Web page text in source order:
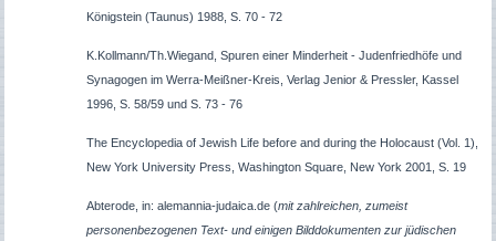
Königstein (Taunus) 1988, S. 70 - 72
K.Kollmann/Th.Wiegand, Spuren einer Minderheit - Judenfriedhöfe und
Synagogen im Werra-Meißner-Kreis, Verlag Jenior & Pressler, Kassel
1996, S. 58/59 und S. 73 - 76
The Encyclopedia of Jewish Life before and during the Holocaust (Vol. 1),
New York University Press, Washington Square, New York 2001, S. 19
Abterode, in: alemannia-judaica.de (mit zahlreichen, zumeist
personenbezogenen Text- und einigen Bilddokumenten zur jüdischen